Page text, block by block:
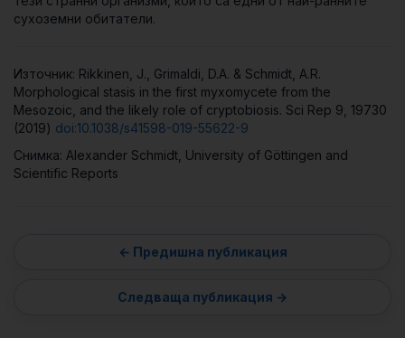
сухоземни обитатели.
Източник: Rikkinen, J., Grimaldi, D.A. & Schmidt, A.R.
Morphological stasis in the first myxomycete from the
Mesozoic, and the likely role of cryptobiosis. Sci Rep 9, 19730
(2019) doi:10.1038/s41598-019-55622-9
Снимка: Alexander Schmidt, University of Göttingen and
Scientific Reports